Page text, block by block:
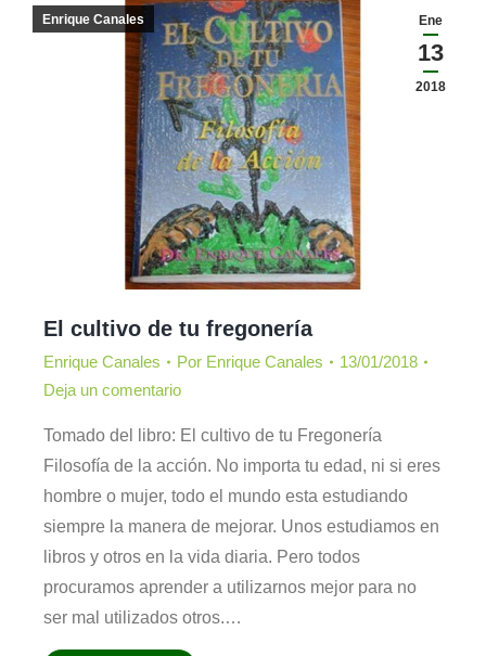
Ene
13
2018
Enrique Canales
El cultivo de tu fregonería
Enrique Canales Por Enrique Canales
13/01/2018
Deja un comentario
Tomado del libro: El cultivo de tu Fregonería
Filosofía de la acción. No importa tu edad, ni si eres
hombre o mujer, todo el mundo esta estudiando
siempre la manera de mejorar. Unos estudiamos en
libros y otros en la vida diaria. Pero todos
procuramos aprender a utilizarnos mejor para no
ser mal utilizados otros.…